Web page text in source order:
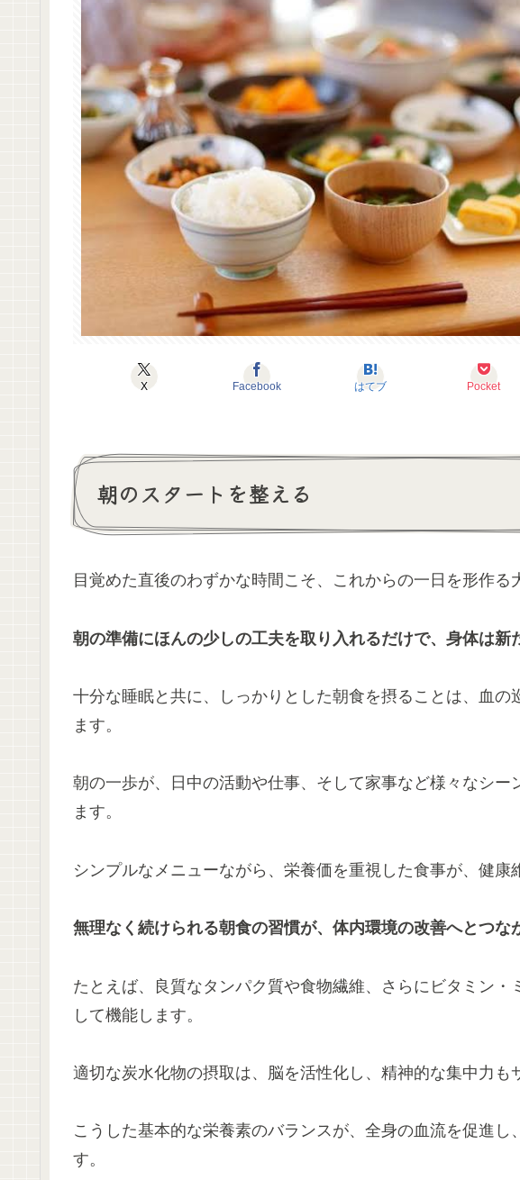
X Facebook はてブ Pocket
朝のスタートを整える
目覚めた直後のわずかな時間こそ、これからの一日を形作る
朝の準備にほんの少しの工夫を取り入れるだけで、身体は新
十分な睡眠と共に、しっかりとした朝食を摂ることは、血の
ます。
朝の一歩が、日中の活動や仕事、そして家事など様々なシー
ます。
シンプルなメニューながら、栄養価を重視した食事が、健康
無理なく続けられる朝食の習慣が、体内環境の改善へとつな
たとえば、良質なタンパク質や食物繊維、さらにビタミン・
して機能します。
適切な炭水化物の摂取は、脳を活性化し、精神的な集中力も
こうした基本的な栄養素のバランスが、全身の血流を促進
す。